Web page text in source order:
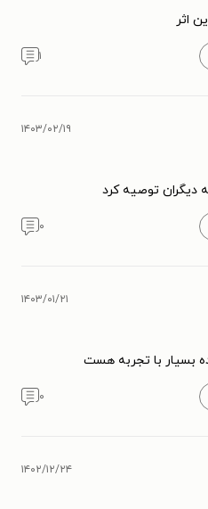
اثر
۱
۱۴۰۳/۰۲/۱۹
دیگران توصیه کرد
۰
۱۴۰۳/۰۱/۲۱
بسیار با تجربه هست
۰
۱۴۰۲/۱۲/۲۴